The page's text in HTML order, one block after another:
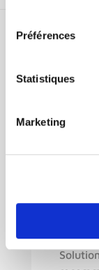
Préférences
Statistiques
Marketing
mains.